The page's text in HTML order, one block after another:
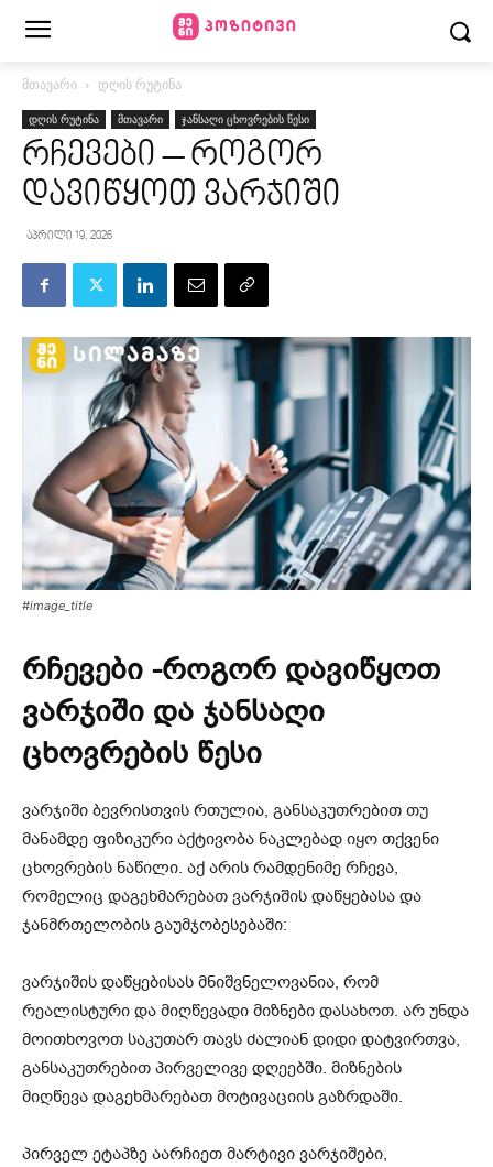
მთავარი დღის რუტინა
დღის რუტინა მთავარი ჯანსაღი ცხოვრების წესი
რჩევები – როგორ
დავიწყოთ ვარჯიში
აპრილი 19, 2026
#image_title
რჩევები -როგორ დავიწყოთ
ვარჯიში და ჯანსაღი
ცხოვრების წესი
ვარჯიში ბევრისთვის რთულია, განსაკუთრებით თუ
მანამდე ფიზიკური აქტივობა ნაკლებად იყო თქვენი
ცხოვრების ნაწილი. აქ არის რამდენიმე რჩევა,
რომელიც დაგეხმარებათ ვარჯიშის დაწყებასა და
ჯანმრთელობის გაუმჯობესებაში:
ვარჯიშის დაწყებისას მნიშვნელოვანია, რომ
რეალისტური და მიღწევადი მიზნები დასახოთ. არ უნდა
მოითხოვოთ საკუთარ თავს ძალიან დიდი დატვირთვა,
განსაკუთრებით პირველივე დღეებში. მიზნების
მიღწევა დაგეხმარებათ მოტივაციის გაზრდაში.
პირველ ეტაპზე აარჩიეთ მარტივი ვარჯიშები,